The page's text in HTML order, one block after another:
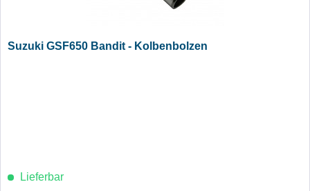
Suzuki GSF650 Bandit - Kolbenbolzen
Lieferbar